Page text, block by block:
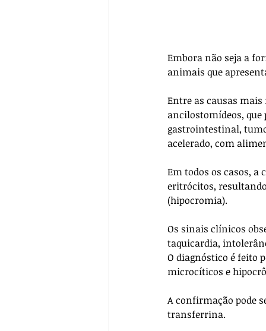
Embora não seja a
animais que
Entre as causas
ancilostomídeos,
gastrointestinal,
acelerado, com
Em todos os casos, a
eritrócitos,
(hipocromia).
Os sinais clínicos
taquicardia,
O diagnóstico é feito
microcíticos e
A confirmação pode
transferrina.